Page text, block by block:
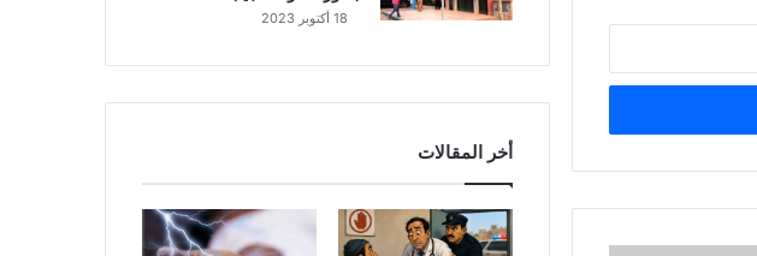
18 أكتوبر 2023
أخر المقالات